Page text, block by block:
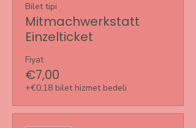
Bilet tipi
Mitmachwerkstatt
Einzelticket
Fiyat
€7,00
+€0,18 bilet hizmet bedeli